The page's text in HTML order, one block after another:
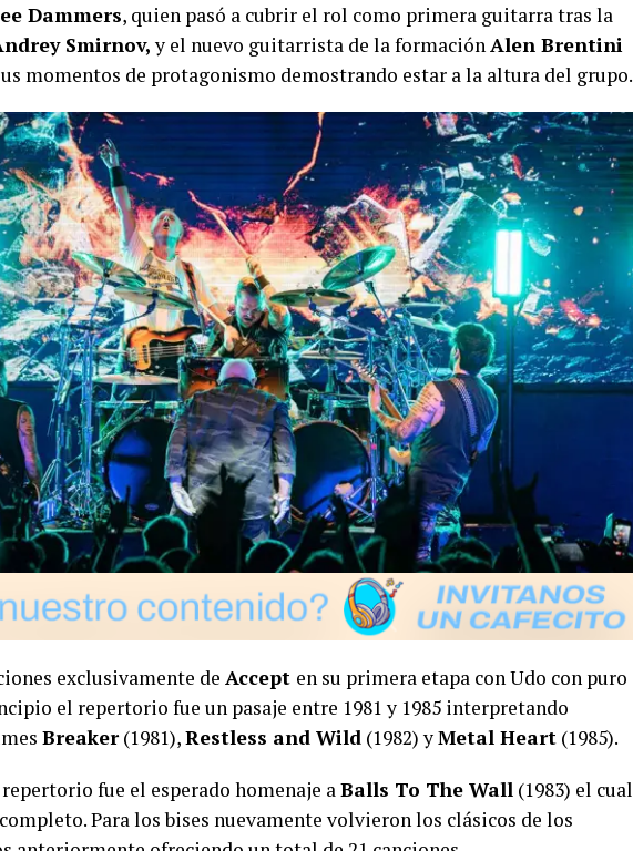
Dammers, quien pasó a cubrir el rol como primera guitarra tras la
Smirnov,y el nuevo guitarrista de la formación Alen Brentini
momentos de protagonismo demostrando estar a la altura del grupo.
exclusivamente de Accept en su primera etapa con Udo con puro
el repertorio fue un pasaje entre 1981 y 1985 interpretando
Breaker(1981),Restless and Wild (1982) yMetal Heart (1985).
fue el esperado homenaje a Balls To The Wall (1983) el cual
Para los bises nuevamente volvieron los clásicos de los